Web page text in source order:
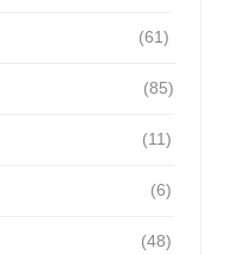
(61)
(85)
(11)
(6)
(48)